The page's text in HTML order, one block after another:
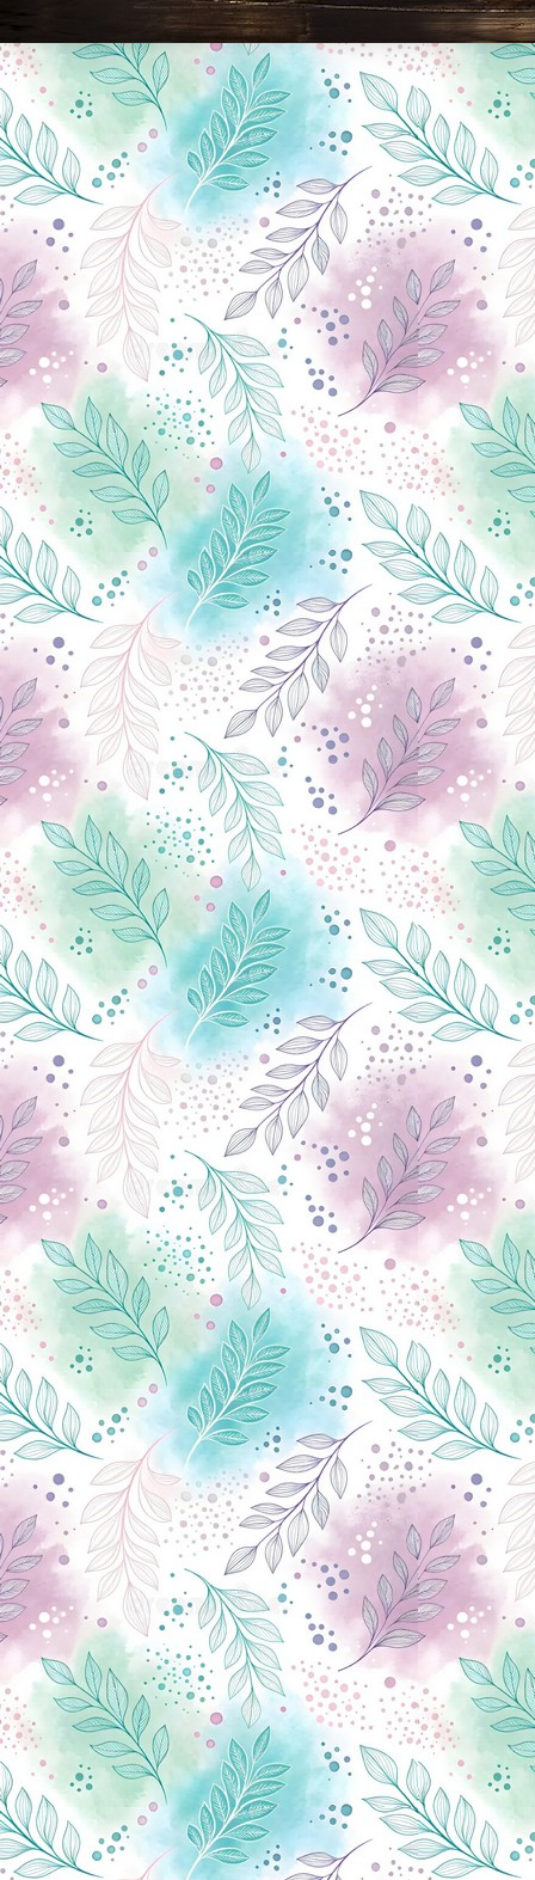
Новини Чернігова, Чернігівські новини, Чернігівський формат, новини Чернігова, події в Чернігові: політика, економіка, аналітика, культура, відеоновини, екологія, спортивний Чернігів, туризм, Чернігів